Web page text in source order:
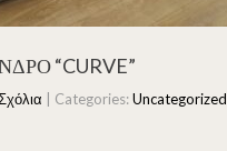
“CURVE”
| Categories:Uncategorized